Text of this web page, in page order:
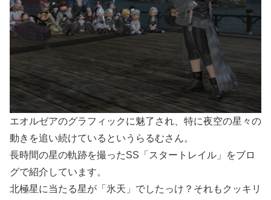
エオルゼアのグラフィックに魅了され、特に夜空の星々の
動きを追い続けているというらるむさん。
長時間の星の軌跡を撮ったSS「スタートレイル」をブロ
グで紹介しています。
北極星に当たる星が「氷天」でしたっけ？それもクッキリ